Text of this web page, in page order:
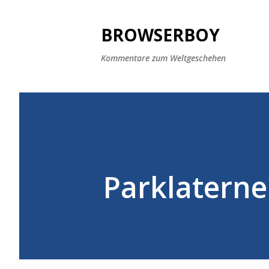
BROWSERBOY
Kommentare zum Weltgeschehen
Parklaterne